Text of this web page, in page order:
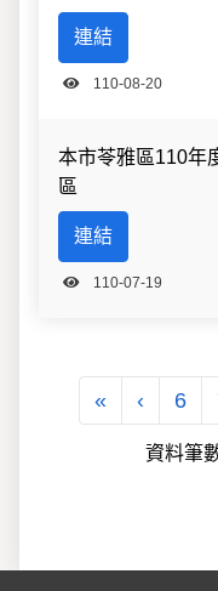
連結
110-08-20
本市苓雅區110年
區
連結
110-07-19
«第一頁
‹ 上一頁
6
資料筆